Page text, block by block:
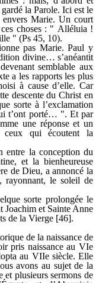
la Parole. Ici est le
Marie. Un court
ces choses : " Alléluia !
" (Ps 45, 10).
pas Marie. Paul y
divine… s’anéantit
semblable aux
a les rapports les plus
à cause d’elle. Car
descente du Christ en
sorte à l’exclamation
t’ont porté… ". Et par
une réponse et un
qui écoutent la
entre la conception du
et la bienheureuse
de Dieu, a annoncé la
rayonnant, le soleil de
sorte prolongée le
Joachim et Sainte Anne
de la Vierge [46].
de la naissance de
pris naissance au VIe
au VIIesiècle. Elle
avons au sujet de la
plusieurs sermons de